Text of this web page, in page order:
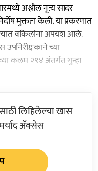
अश्लील नृत्य सादर
मुक्तता केली. या प्रकरणात
वकिलांना अपयश आले,
च्या
कलम २९४ अंतर्गत गुन्हा
लिहिलेल्या खास
ॲक्सेस